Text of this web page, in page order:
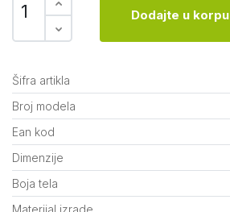
Dodajte u korpu
Šifra artikla
Broj modela
Ean kod
Dimenzije
Boja tela
Materijal izrade